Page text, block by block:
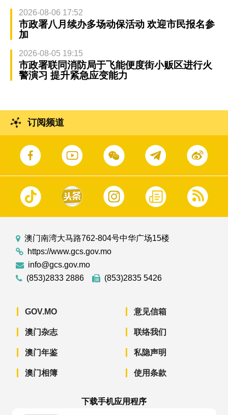
2026-08-06 17:52
市政署八月续办多场动保活动 欢迎市民报名参
加
2026-08-05 19:15
市政署联同消防局于飞能便度街小贩区进行火
警演习 提升紧急应变能力
订阅频道
澳门南湾大马路762-804号中华广场15楼
https://www.gcs.gov.mo
info@gcs.gov.mo
(853)2833 2886
(853)2835 5426
GOV.MO
澳门杂志
澳门年鉴
澳门相簿
意见信箱
联络我们
私隐声明
使用条款
下载手机应用程序